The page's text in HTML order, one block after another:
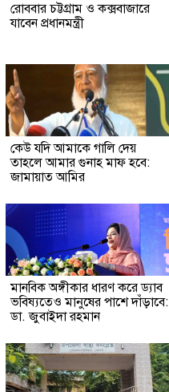
রোববার চট্টগ্রাম ও কক্সবাজারে
যাবেন প্রধানমন্ত্রী
কেউ যদি আমাকে গালি দেয়
তাহলে আমার গুনাহ মাফ হবে:
জামায়াত আমির
মানবিক অঙ্গীকার ধারণ করে ড্যাব
ভবিষ্যতেও মানুষের পাশে দাঁড়াবে:
ডা. জুবাইদা রহমান